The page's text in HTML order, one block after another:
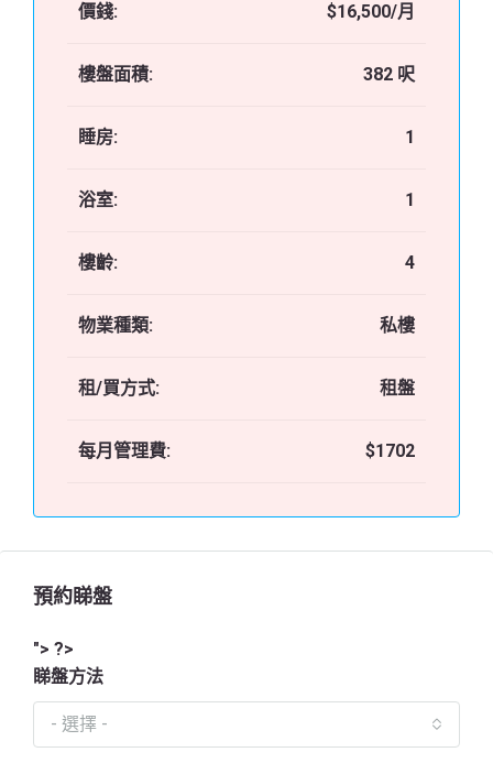
價錢: $16,500/月
樓盤面積: 382 呎
睡房: 1
浴室: 1
樓齡: 4
物業種類: 私樓
租/買方式: 租盤
每月管理費: $1702
預約睇盤
"> ?>
睇盤方法
- 選擇 -